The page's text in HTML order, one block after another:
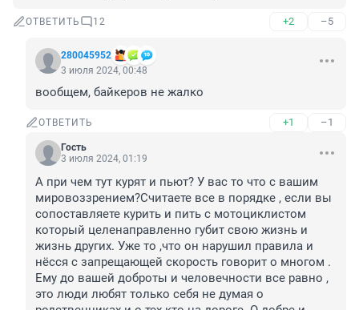
ОТВЕТИТЬ 12 +2 –5
280045952
3 июля 2024, 00:48
вообщем, байкеров не жалко
ОТВЕТИТЬ +1 –1
Гость
3 июля 2024, 01:19
А при чем тут курят и пьют? У вас то что с вашим
мировоззрением?Считаете все в порядке , если вы
сопоставляете курить и пить с мотоциклистом
который целенаправленно губит свою жизнь и
жизнь других. Уже то ,что он нарушил правила и
нёсся с запрещающей скорость говорит о многом .
Ему до вашей доброты и человечности все равно ,
это люди любят только себя не думая о